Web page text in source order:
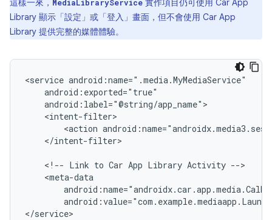
這樣一來， MediaLibraryService 實作項目仍可使用 Car App
Library 顯示「設定」或「登入」畫面，但不會使用 Car App
Library 提供完整的媒體體驗。
<service
<action
</intent-filter>
<!-- Link to Car App Library Activity
</service>